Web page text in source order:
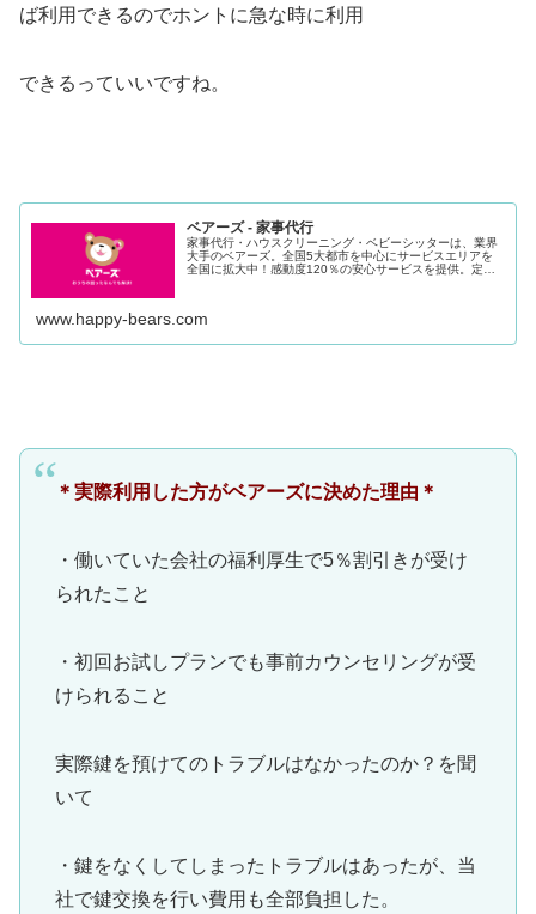
ば利用できるのでホントに急な時に利用
できるっていいですね。
ベアーズ - 家事代行
家事代行・ハウスクリーニング・ベビーシッターは、業界
大手のベアーズ。全国5大都市を中心にサービスエリアを
全国に拡大中！感動度120％の安心サービスを提供。定期
www.happy-bears.com
＊実際利用した方がベアーズに決めた理由＊
・働いていた会社の福利厚生で5％割引きが受け
られたこと
・初回お試しプランでも事前カウンセリングが受
けられること
実際鍵を預けてのトラブルはなかったのか？を聞
いて
・鍵をなくしてしまったトラブルはあったが、当
社で鍵交換を行い費用も全部負担した。